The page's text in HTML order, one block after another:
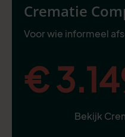
Crematie
Voor wie informeel
€
Bekijk